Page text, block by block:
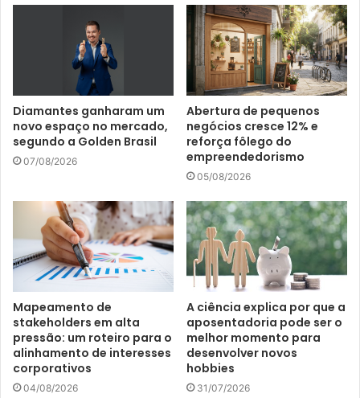
Diamantes ganharam um
novo espaço no mercado,
segundo a Golden Brasil
07/08/2026
Abertura de pequenos
negócios cresce 12% e
reforça fôlego do
empreendedorismo
05/08/2026
Mapeamento de
stakeholders em alta
pressão: um roteiro para o
alinhamento de interesses
corporativos
04/08/2026
A ciência explica por que a
aposentadoria pode ser o
melhor momento para
desenvolver novos
hobbies
31/07/2026